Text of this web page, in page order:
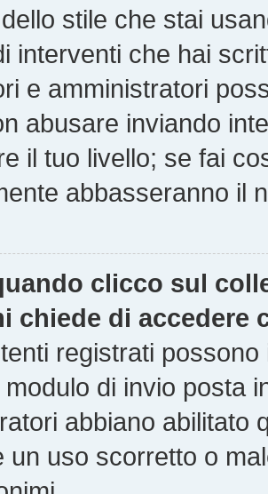
stile che stai
interventi che hai
e amministratori
abusare inviando
il tuo livello; se fai
abbasseranno il
clicco sul
chiede di accedere
registrati
modulo di invio posta
abbiano abilitato
un uso scorretto o